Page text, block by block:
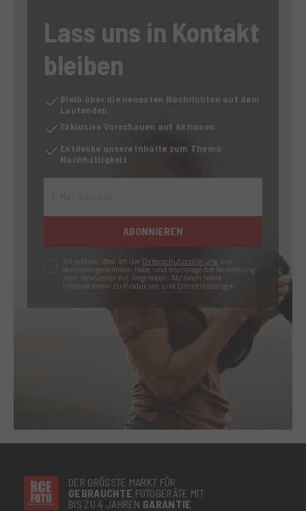
Lass uns in Kontakt
bleiben
Bleib über die neuesten Nachrichten auf dem
Laufenden.
Exklusive Vorschauen auf Aktionen.
Entdecke unsere Inhalte zum Thema
Nachhaltigkeit.
ABONNIEREN
Ich erkläre, dass ich die Datenschutzerklärung zur
Kenntnis genommen habe und beantrage die Anmeldung
zum Newsletter mit Angeboten, Aktionen sowie
Informationen zu Produkten und Dienstleistungen.
DER GRÖSSTE MARKT FÜR
GEBRAUCHTE FOTOGERÄTE MIT
BIS ZU 4 JAHREN GARANTIE